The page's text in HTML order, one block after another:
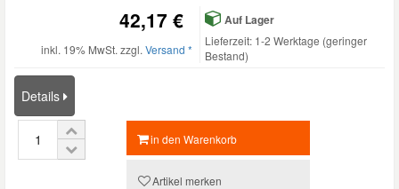
42,17 €
inkl. 19% MwSt. zzgl. Versand *
Auf Lager
Lieferzeit: 1-2 Werktage (geringer
Bestand)
Details
in den Warenkorb
Artikel merken